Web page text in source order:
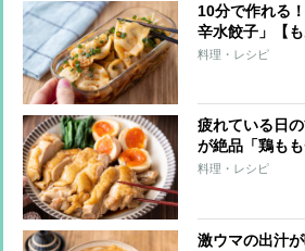
10分で作れる
辛水餃子」【
シピ】
料理・レシピ
疲れている日
が絶品「鶏も
いかすみ ラク
料理・レシピ
激ウマの出汁